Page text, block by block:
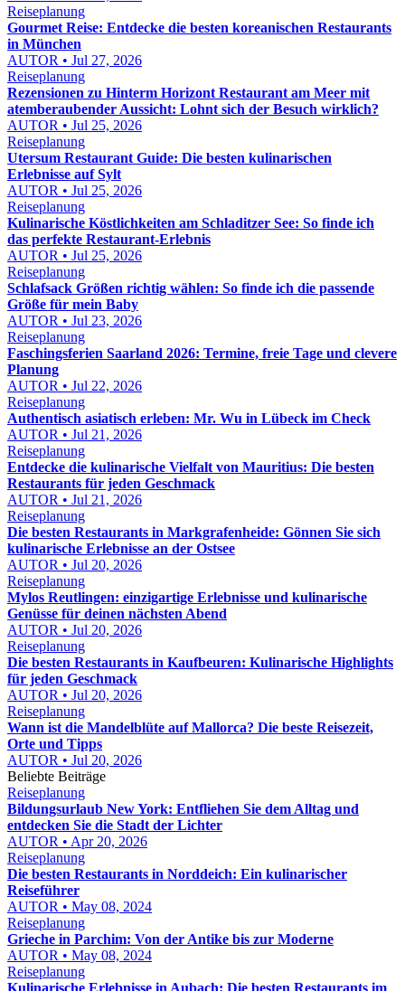
Reiseplanung
Gourmet Reise: Entdecke die besten koreanischen Restaurants
in München
AUTOR • Jul 27, 2026
Reiseplanung
Rezensionen zu Hinterm Horizont Restaurant am Meer mit
atemberaubender Aussicht: Lohnt sich der Besuch wirklich?
AUTOR • Jul 25, 2026
Reiseplanung
Utersum Restaurant Guide: Die besten kulinarischen
Erlebnisse auf Sylt
AUTOR • Jul 25, 2026
Reiseplanung
Kulinarische Köstlichkeiten am Schladitzer See: So finde ich
das perfekte Restaurant-Erlebnis
AUTOR • Jul 25, 2026
Reiseplanung
Schlafsack Größen richtig wählen: So finde ich die passende
Größe für mein Baby
AUTOR • Jul 23, 2026
Reiseplanung
Faschingsferien Saarland 2026: Termine, freie Tage und clevere
Planung
AUTOR • Jul 22, 2026
Reiseplanung
Authentisch asiatisch erleben: Mr. Wu in Lübeck im Check
AUTOR • Jul 21, 2026
Reiseplanung
Entdecke die kulinarische Vielfalt von Mauritius: Die besten
Restaurants für jeden Geschmack
AUTOR • Jul 21, 2026
Reiseplanung
Die besten Restaurants in Markgrafenheide: Gönnen Sie sich
kulinarische Erlebnisse an der Ostsee
AUTOR • Jul 20, 2026
Reiseplanung
Mylos Reutlingen: einzigartige Erlebnisse und kulinarische
Genüsse für deinen nächsten Abend
AUTOR • Jul 20, 2026
Reiseplanung
Die besten Restaurants in Kaufbeuren: Kulinarische Highlights
für jeden Geschmack
AUTOR • Jul 20, 2026
Reiseplanung
Wann ist die Mandelblüte auf Mallorca? Die beste Reisezeit,
Orte und Tipps
AUTOR • Jul 20, 2026
Beliebte Beiträge
Reiseplanung
Bildungsurlaub New York: Entfliehen Sie dem Alltag und
entdecken Sie die Stadt der Lichter
AUTOR • Apr 20, 2026
Reiseplanung
Die besten Restaurants in Norddeich: Ein kulinarischer
Reiseführer
AUTOR • May 08, 2024
Reiseplanung
Grieche in Parchim: Von der Antike bis zur Moderne
AUTOR • May 08, 2024
Reiseplanung
Kulinarische Erlebnisse in Aubach: Die besten Restaurants im